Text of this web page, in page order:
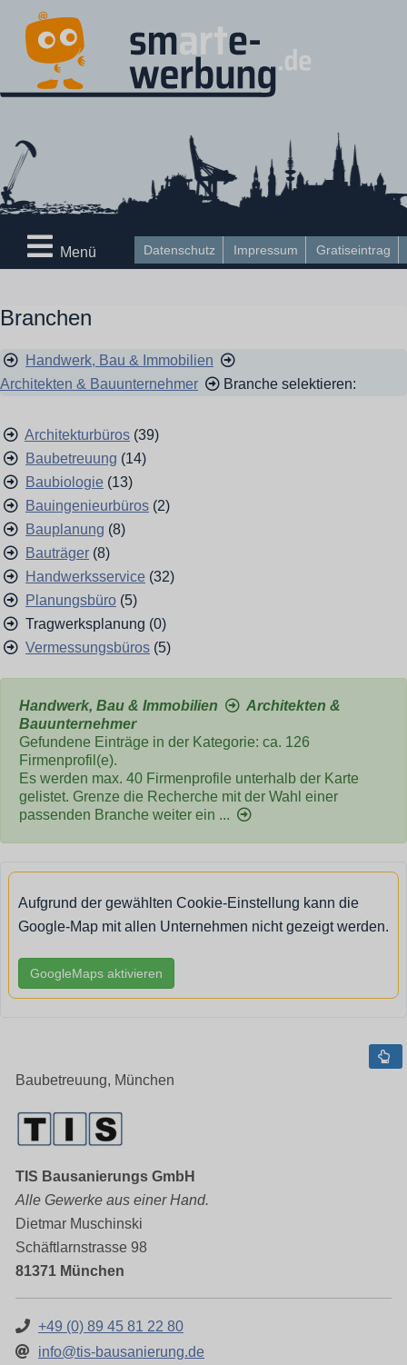
Datenschutz Impressum Gratiseintrag
Menü
Branchen
Handwerk, Bau & Immobilien
Architekten & Bauunternehmer
Branche selektieren:
Architekturbüros (39)
Baubetreuung (14)
Baubiologie (13)
Bauingenieurbüros (2)
Bauplanung (8)
Bauträger (8)
Handwerksservice (32)
Planungsbüro (5)
Tragwerksplanung (0)
Vermessungsbüros (5)
Handwerk, Bau & Immobilien
Architekten &
Bauunternehmer
Gefundene Einträge in der Kategorie: ca. 126
Firmenprofil(e).
Es werden max. 40 Firmenprofile unterhalb der Karte
gelistet. Grenze die Recherche mit der Wahl einer
passenden Branche weiter ein ...
Aufgrund der gewählten Cookie-Einstellung kann die
Google-Map mit allen Unternehmen nicht gezeigt werden.
GoogleMaps aktivieren
Baubetreuung, München
TIS Bausanierungs GmbH
Alle Gewerke aus einer Hand.
Dietmar Muschinski
Schäftlarnstrasse 98
81371 München
+49 (0) 89 45 81 22 80
info@tis-bausanierung.de